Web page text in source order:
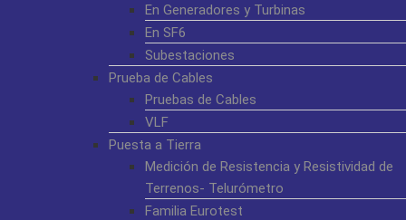
En Generadores y Turbinas
En SF6
Subestaciones
Prueba de Cables
Pruebas de Cables
VLF
Puesta a Tierra
Medición de Resistencia y Resistividad de
Terrenos- Telurómetro
Familia Eurotest